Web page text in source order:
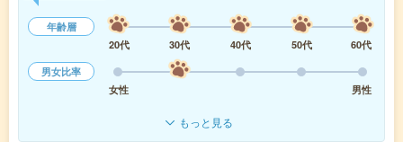
年齢層
20代
30代 40代 50代
60代
男女比率
女性
男性
もっと見る